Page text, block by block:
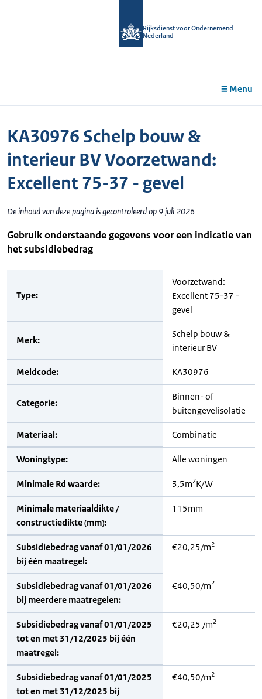
Rijksdienst voor Ondernemend
Nederland
Menu
KA30976 Schelp bouw &
interieur BV Voorzetwand:
Excellent 75-37 - gevel
De inhoud van deze pagina is gecontroleerd op 9 juli 2026
Gebruik onderstaande gegevens voor een indicatie van
het subsidiebedrag
Type:
Voorzetwand:
Excellent 75-37 -
gevel
Merk:
Schelp bouw &
interieur BV
Meldcode: KA30976
Categorie:
Binnen- of
buitengevelisolatie
Materiaal: Combinatie
Woningtype: Alle woningen
Minimale Rd waarde: 3,5m2K/W
Minimale materiaaldikte /
constructiedikte (mm):
115mm
Subsidiebedrag vanaf 01/01/2026
bij één maatregel:
€20,25/m2
Subsidiebedrag vanaf 01/01/2026
bij meerdere maatregelen:
€40,50/m2
Subsidiebedrag vanaf 01/01/2025
tot en met 31/12/2025 bij één
maatregel:
€20,25 /m2
Subsidiebedrag vanaf 01/01/2025
tot en met 31/12/2025 bij
€40,50/m2